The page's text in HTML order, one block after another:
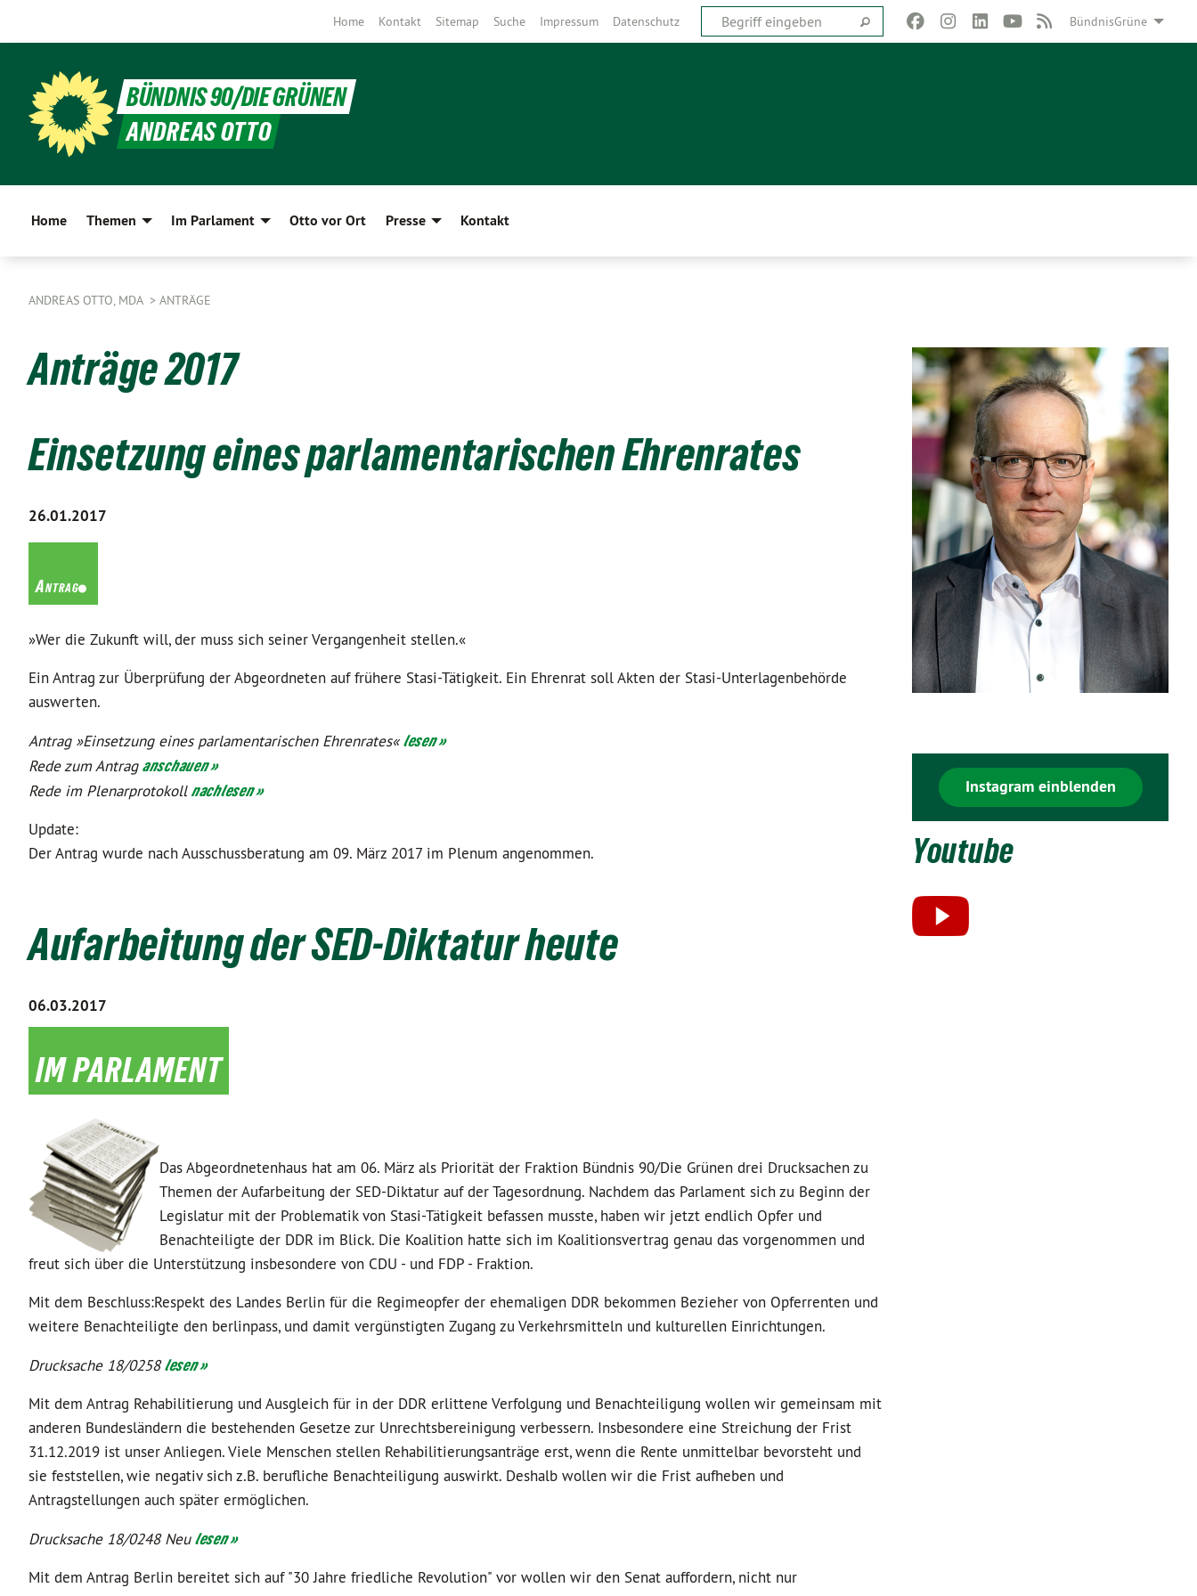
BündnisGrüne
Home Kontakt Sitemap Suche Impressum Datenschutz
BÜNDNIS 90/DIE GRÜNEN
ANDREAS OTTO
Home Themen Im Parlament Otto vor Ort Presse Kontakt
ANDREAS OTTO, MDA ANTRÄGE
Anträge 2017
Einsetzung eines parlamentarischen Ehrenrates
26.01.2017
Antrag.
»Wer die Zukunft will, der muss sich seiner Vergangenheit stellen.«
Ein Antrag zur Überprüfung der Abgeordneten auf frühere Stasi-Tätigkeit. Ein Ehrenrat soll Akten der Stasi-Unterlagenbehörde
auswerten.
Antrag »Einsetzung eines parlamentarischen Ehrenrates«lesen »
Rede zum Antraganschauen »
Rede im Plenarprotokollnachlesen »
Update:
Der Antrag wurde nach Ausschussberatung am 09. März 2017 im Plenum angenommen.
Aufarbeitung der SED-Diktatur heute
06.03.2017
im parlament
Das Abgeordnetenhaus hat am 06. März als Priorität der Fraktion Bündnis 90/Die Grünen drei Drucksachen zu
Themen der Aufarbeitung der SED-Diktatur auf der Tagesordnung. Nachdem das Parlament sich zu Beginn der
Legislatur mit der Problematik von Stasi-Tätigkeit befassen musste, haben wir jetzt endlich Opfer und
Benachteiligte der DDR im Blick. Die Koalition hatte sich im Koalitionsvertrag genau das vorgenommen und
freut sich über die Unterstützung insbesondere von CDU - und FDP - Fraktion.
Mit dem Beschluss:Respekt des Landes Berlin für die Regimeopfer der ehemaligen DDR bekommen Bezieher von Opferrenten und
weitere Benachteiligte den berlinpass, und damit vergünstigten Zugang zu Verkehrsmitteln und kulturellen Einrichtungen.
Drucksache 18/0258lesen »
Mit dem Antrag Rehabilitierung und Ausgleich für in der DDR erlittene Verfolgung und Benachteiligung wollen wir gemeinsam mit
anderen Bundesländern die bestehenden Gesetze zur Unrechtsbereinigung verbessern. Insbesondere eine Streichung der Frist
31.12.2019 ist unser Anliegen. Viele Menschen stellen Rehabilitierungsanträge erst, wenn die Rente unmittelbar bevorsteht und
sie feststellen, wie negativ sich z.B. berufliche Benachteiligung auswirkt. Deshalb wollen wir die Frist aufheben und
Antragstellungen auch später ermöglichen.
Drucksache 18/0248 Neulesen »
Mit dem Antrag Berlin bereitet sich auf "30 Jahre friedliche Revolution" vor wollen wir den Senat auffordern, nicht nur
Instagram einblenden
Youtube